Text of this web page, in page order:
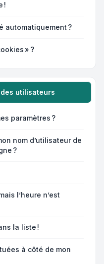
!
automatiquement ?
» ?
utilisateurs
paramètres ?
nom d’utilisateur de
?
l’heure n’est
la liste !
à côté de mon